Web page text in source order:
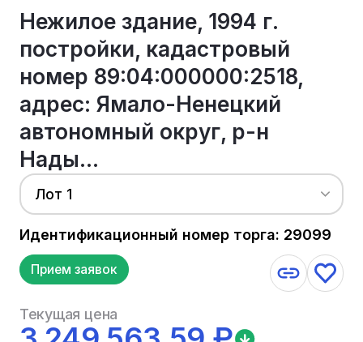
Нежилое здание, 1994 г.
постройки, кадастровый
номер 89:04:000000:2518,
адрес: Ямало-Ненецкий
автономный округ, р-н
Нады...
Лот 1
Идентификационный номер торга: 29099
Прием заявок
Текущая цена